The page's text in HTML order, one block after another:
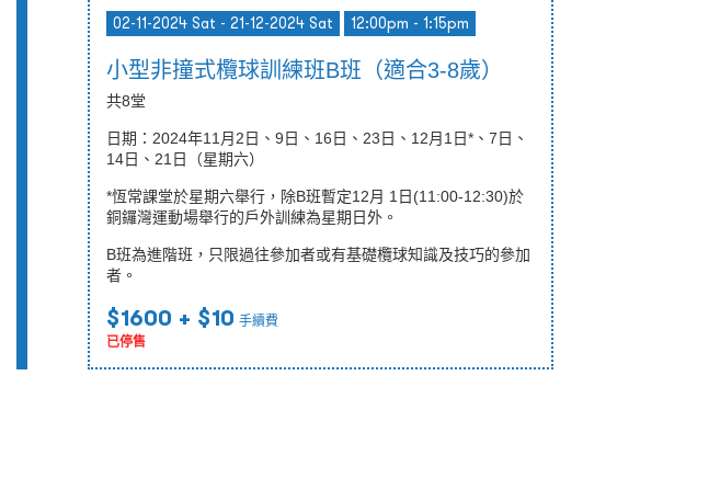
02-11-2024 Sat - 21-12-2024 Sat 12:00pm - 1:15pm
小型非撞式欖球訓練班B班（適合3-8歲）
共8堂
日期： 2024年11月2日、9日、16日、23日、12月1日*、7日、
14日、21日（星期六）
*恆常課堂於星期六舉行，除B班暫定12月 1 日(11:00-12:30)於
銅鑼灣運動場舉行的戶外訓練為星期日外。
B班為進階班，只限過往參加者或有基礎欖球知識及技巧的參加
者。
$1600 + $10 手續費
已停售